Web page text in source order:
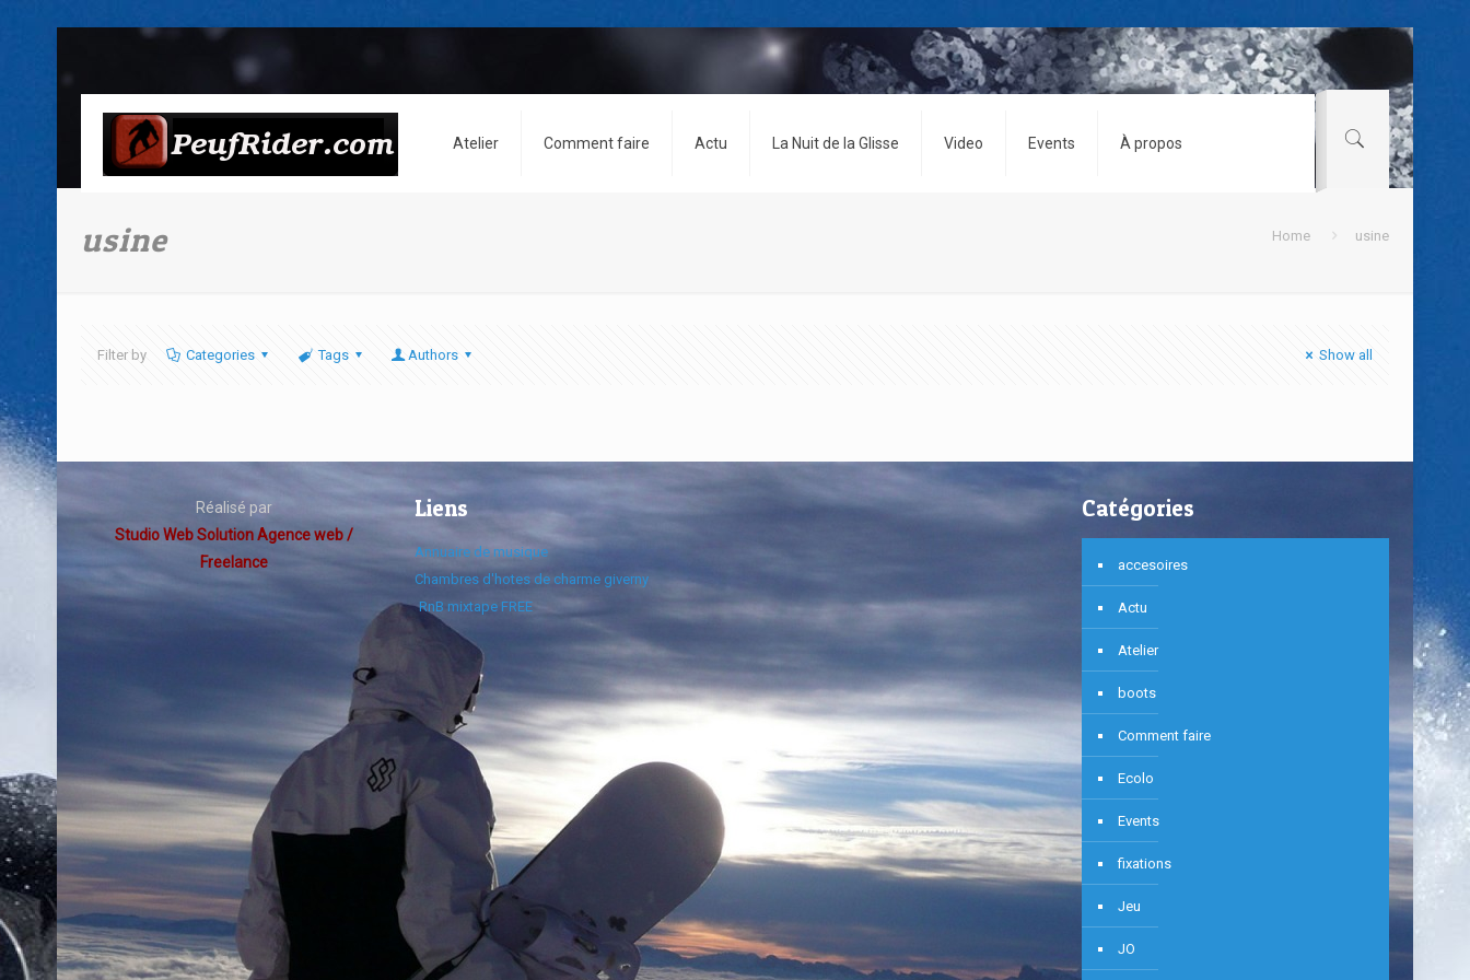
Atelier Comment faire Actu La Nuit de la Glisse Video Events À propos
usine Home usine
Filter by Categories Tags Authors Show all
Réalisé par
Studio Web Solution Agence web /
Freelance
Liens
Annuaire de musique
Chambres d'hotes de charme giverny
RnB mixtape FREE
Catégories
accesoires
Actu
Atelier
boots
Comment faire
Ecolo
Events
fixations
Jeu
JO